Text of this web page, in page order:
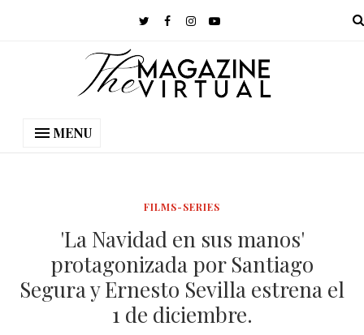
MENU
FILMS-SERIES
'La Navidad en sus manos'
protagonizada por Santiago
Segura y Ernesto Sevilla estrena el
1 de diciembre.